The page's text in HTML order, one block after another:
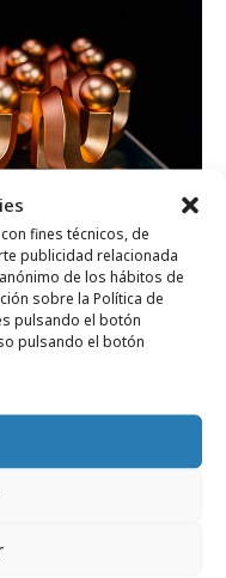
fines técnicos, de
publicidad relacionada
de los hábitos de
sobre la Política de
pulsando el botón
pulsando el botón
por inscripción